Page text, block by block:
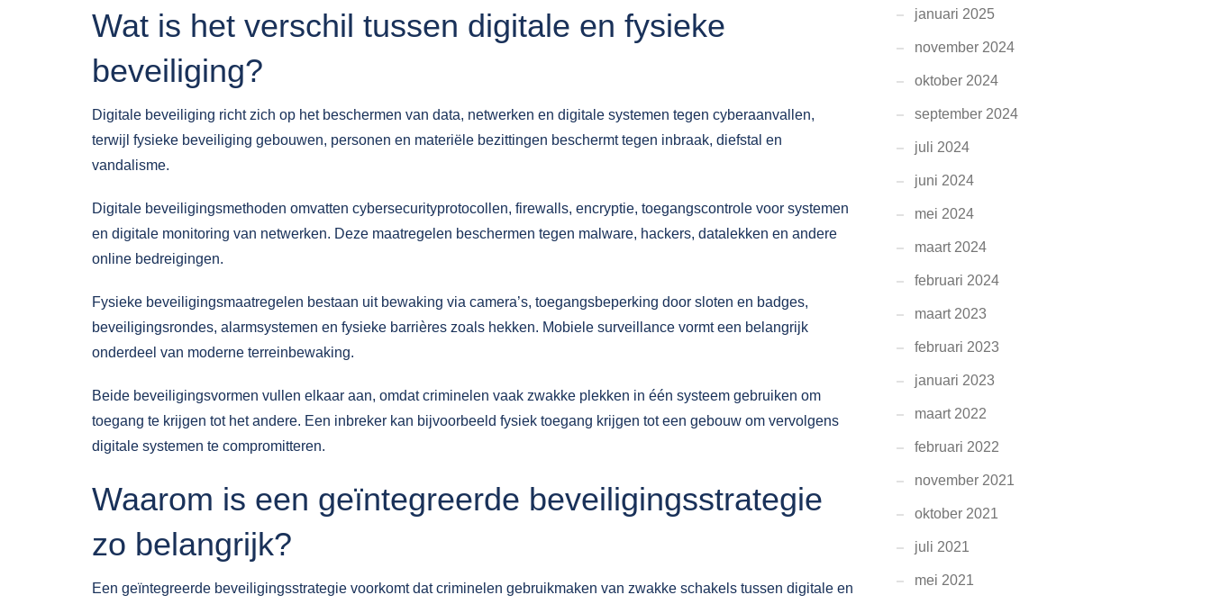
Wat is het verschil tussen digitale en fysieke
beveiliging?
Digitale beveiliging richt zich op het beschermen van data, netwerken en digitale systemen tegen cyberaanvallen,
terwijl fysieke beveiliging gebouwen, personen en materiële bezittingen beschermt tegen inbraak, diefstal en
vandalisme.
Digitale beveiligingsmethoden omvatten cybersecurityprotocollen, firewalls, encryptie, toegangscontrole voor systemen
en digitale monitoring van netwerken. Deze maatregelen beschermen tegen malware, hackers, datalekken en andere
online bedreigingen.
Fysieke beveiligingsmaatregelen bestaan uit bewaking via camera’s, toegangsbeperking door sloten en badges,
beveiligingsrondes, alarmsystemen en fysieke barrières zoals hekken. Mobiele surveillance vormt een belangrijk
onderdeel van moderne terreinbewaking.
Beide beveiligingsvormen vullen elkaar aan, omdat criminelen vaak zwakke plekken in één systeem gebruiken om
toegang te krijgen tot het andere. Een inbreker kan bijvoorbeeld fysiek toegang krijgen tot een gebouw om vervolgens
digitale systemen te compromitteren.
Waarom is een geïntegreerde beveiligingsstrategie
zo belangrijk?
Een geïntegreerde beveiligingsstrategie voorkomt dat criminelen gebruikmaken van zwakke schakels tussen digitale en
januari 2025
november 2024
oktober 2024
september 2024
juli 2024
juni 2024
mei 2024
maart 2024
februari 2024
maart 2023
februari 2023
januari 2023
maart 2022
februari 2022
november 2021
oktober 2021
juli 2021
mei 2021